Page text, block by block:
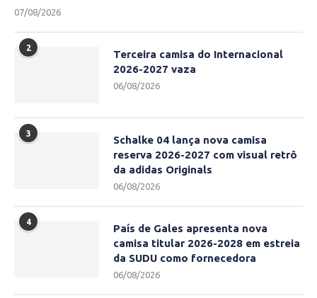
07/08/2026
2
Terceira camisa do Internacional
2026-2027 vaza
06/08/2026
3
Schalke 04 lança nova camisa
reserva 2026-2027 com visual retrô
da adidas Originals
06/08/2026
4
País de Gales apresenta nova
camisa titular 2026-2028 em estreia
da SUDU como fornecedora
06/08/2026